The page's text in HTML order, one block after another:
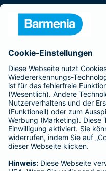
Barmenia ist
Kranken-